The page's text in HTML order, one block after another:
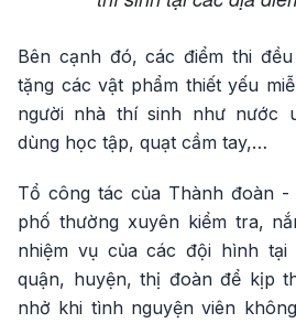
Bên cạnh đó, các điểm thi
tặng các vật phẩm thiết yếu
người nhà thí sinh như nước
dùng học tập, quạt cầm tay,…
Tổ công tác của Thành đoàn -
phố thường xuyên kiểm tra,
nhiệm vụ của các đội hình
quận, huyện, thị đoàn để kịp
nhở khi tình nguyện viên